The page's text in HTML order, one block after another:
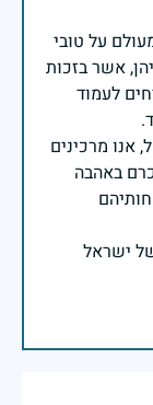
על טובי
אשר בזכות
לעמוד
אנו מרכינים
באהבה
ישראל